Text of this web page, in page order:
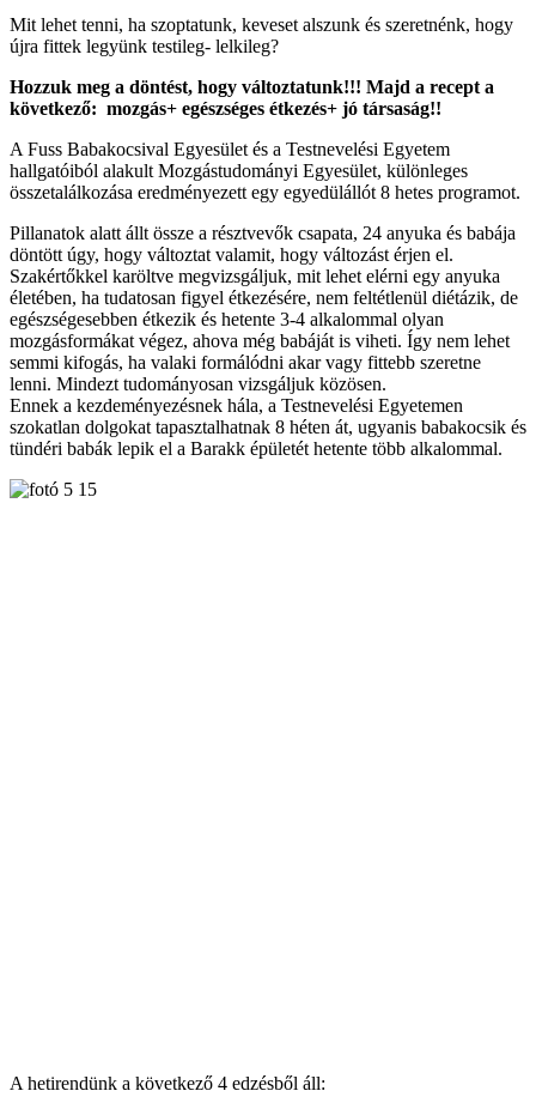
Mit lehet tenni, ha szoptatunk, keveset alszunk és szeretnénk, hogy
újra fittek legyünk testileg- lelkileg?
Hozzuk meg a döntést, hogy változtatunk!!! Majd a recept a
következő: mozgás+ egészséges étkezés+ jó társaság!!
A Fuss Babakocsival Egyesület és a Testnevelési Egyetem
hallgatóiból alakult Mozgástudományi Egyesület, különleges
összetalálkozása eredményezett egy egyedülállót 8 hetes programot.
Pillanatok alatt állt össze a résztvevők csapata, 24 anyuka és babája
döntött úgy, hogy változtat valamit, hogy változást érjen el.
Szakértőkkel karöltve megvizsgáljuk, mit lehet elérni egy anyuka
életében, ha tudatosan figyel étkezésére, nem feltétlenül diétázik, de
egészségesebben étkezik és hetente 3-4 alkalommal olyan
mozgásformákat végez, ahova még babáját is viheti. Így nem lehet
semmi kifogás, ha valaki formálódni akar vagy fittebb szeretne
lenni. Mindezt tudományosan vizsgáljuk közösen.
Ennek a kezdeményezésnek hála, a Testnevelési Egyetemen
szokatlan dolgokat tapasztalhatnak 8 héten át, ugyanis babakocsik és
tündéri babák lepik el a Barakk épületét hetente több alkalommal.
A hetirendünk a következő 4 edzésből áll: